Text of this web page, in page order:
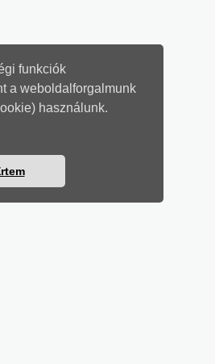
funkciók
a weboldalforgalmunk
használunk.